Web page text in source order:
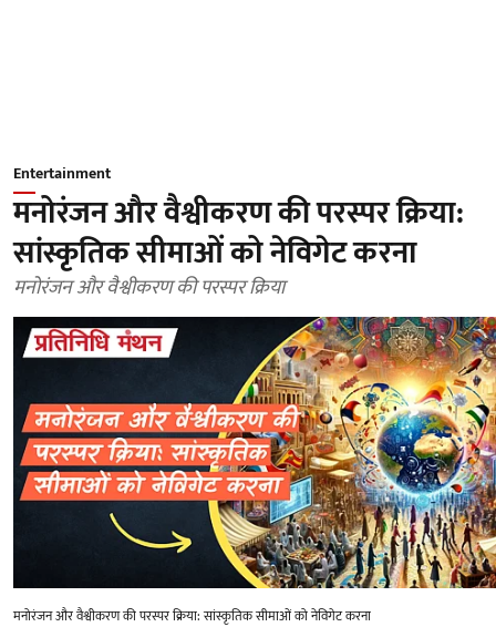
Entertainment
मनोरंजन और वैश्वीकरण की परस्पर क्रिया:
सांस्कृतिक सीमाओं को नेविगेट करना
मनोरंजन और वैश्वीकरण की परस्पर क्रिया
मनोरंजन और वैश्वीकरण की परस्पर क्रिया: सांस्कृतिक सीमाओं को नेविगेट करना